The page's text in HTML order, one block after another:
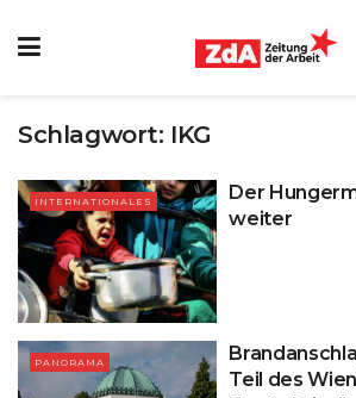
Schlagwort: IKG
INTERNATIONALES
Der
weiter
PANORAMA
Teil des